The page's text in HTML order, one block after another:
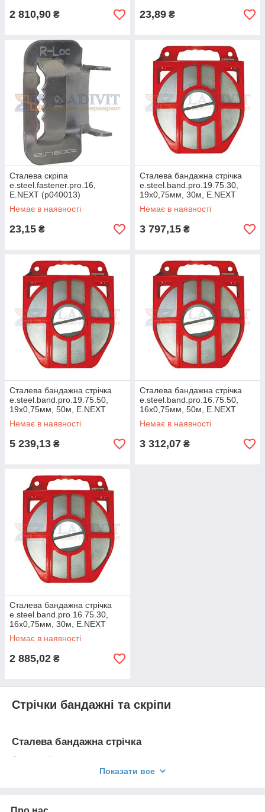
2 810,90 ₴ 23,89 ₴
Сталева скріпа
e.steel.fastener.pro.16,
E.NEXT (p040013)
Немає в наявності
23,15 ₴
Сталева бандажна стрічка
e.steel.band.pro.19.75.30,
19х0,75мм, 30м, E.NEXT
(p040008)
Немає в наявності
3 797,15 ₴
Сталева бандажна стрічка
e.steel.band.pro.19.75.50,
19х0,75мм, 50м, E.NEXT
(p040009)
Немає в наявності
5 239,13 ₴
Сталева бандажна стрічка
e.steel.band.pro.16.75.50,
16х0,75мм, 50м, E.NEXT
(p040007)
Немає в наявності
3 312,07 ₴
Сталева бандажна стрічка
e.steel.band.pro.16.75.30,
16х0,75мм, 30м, E.NEXT
(p040006)
Немає в наявності
2 885,02 ₴
Стрічки бандажні та скріпи
Сталева бандажна стрічка
Сталева бандажна стрічка призначена для кріплення
кронштейнів та несучих елементів самонесучих ізольованих
розподільчих повітряних лінія електропередач.
Показати все